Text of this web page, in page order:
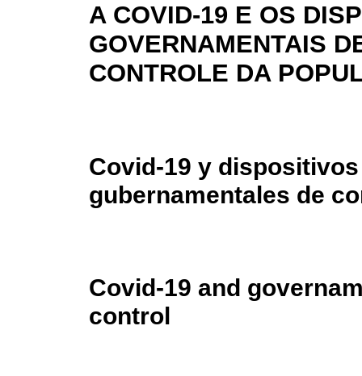
A COVID-19 E OS
GOVERNAMENTAIS
CONTROLE DA
Covid-19 y dispositivos
gubernamentales de
Covid-19 and
control